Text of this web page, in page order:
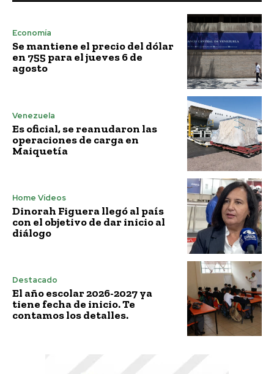
Economía
Se mantiene el precio del dólar
en 755 para el jueves 6 de
agosto
Venezuela
Es oficial, se reanudaron las
operaciones de carga en
Maiquetía
Home Vídeos
Dinorah Figuera llegó al país
con el objetivo de dar inicio al
diálogo
Destacado
El año escolar 2026-2027 ya
tiene fecha de inicio. Te
contamos los detalles.